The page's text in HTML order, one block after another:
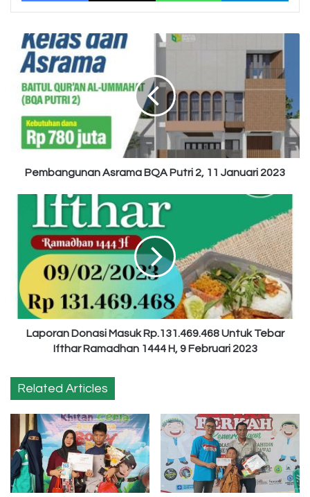
Pembangunan
Asrama
BQA
Putri
Januari
2023
Pembangunan Asrama BQA Putri 2, 11 Januari 2023
Masuk
Rp.131.469.468
Untuk
Tebar
Ramadhan
1444
2023
Laporan Donasi Masuk Rp.131.469.468 Untuk Tebar
Ifthar Ramadhan 1444 H, 9 Februari 2023
Related Articles